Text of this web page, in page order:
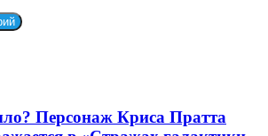
Персонаж Криса Пратта